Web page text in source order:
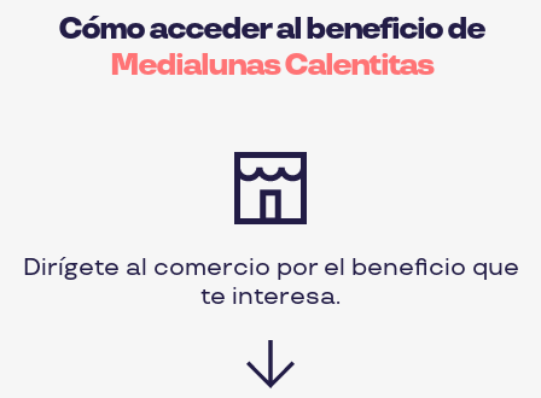
Cómo acceder al beneficio de
Medialunas Calentitas
Dirígete al comercio por el beneficio que
te interesa.